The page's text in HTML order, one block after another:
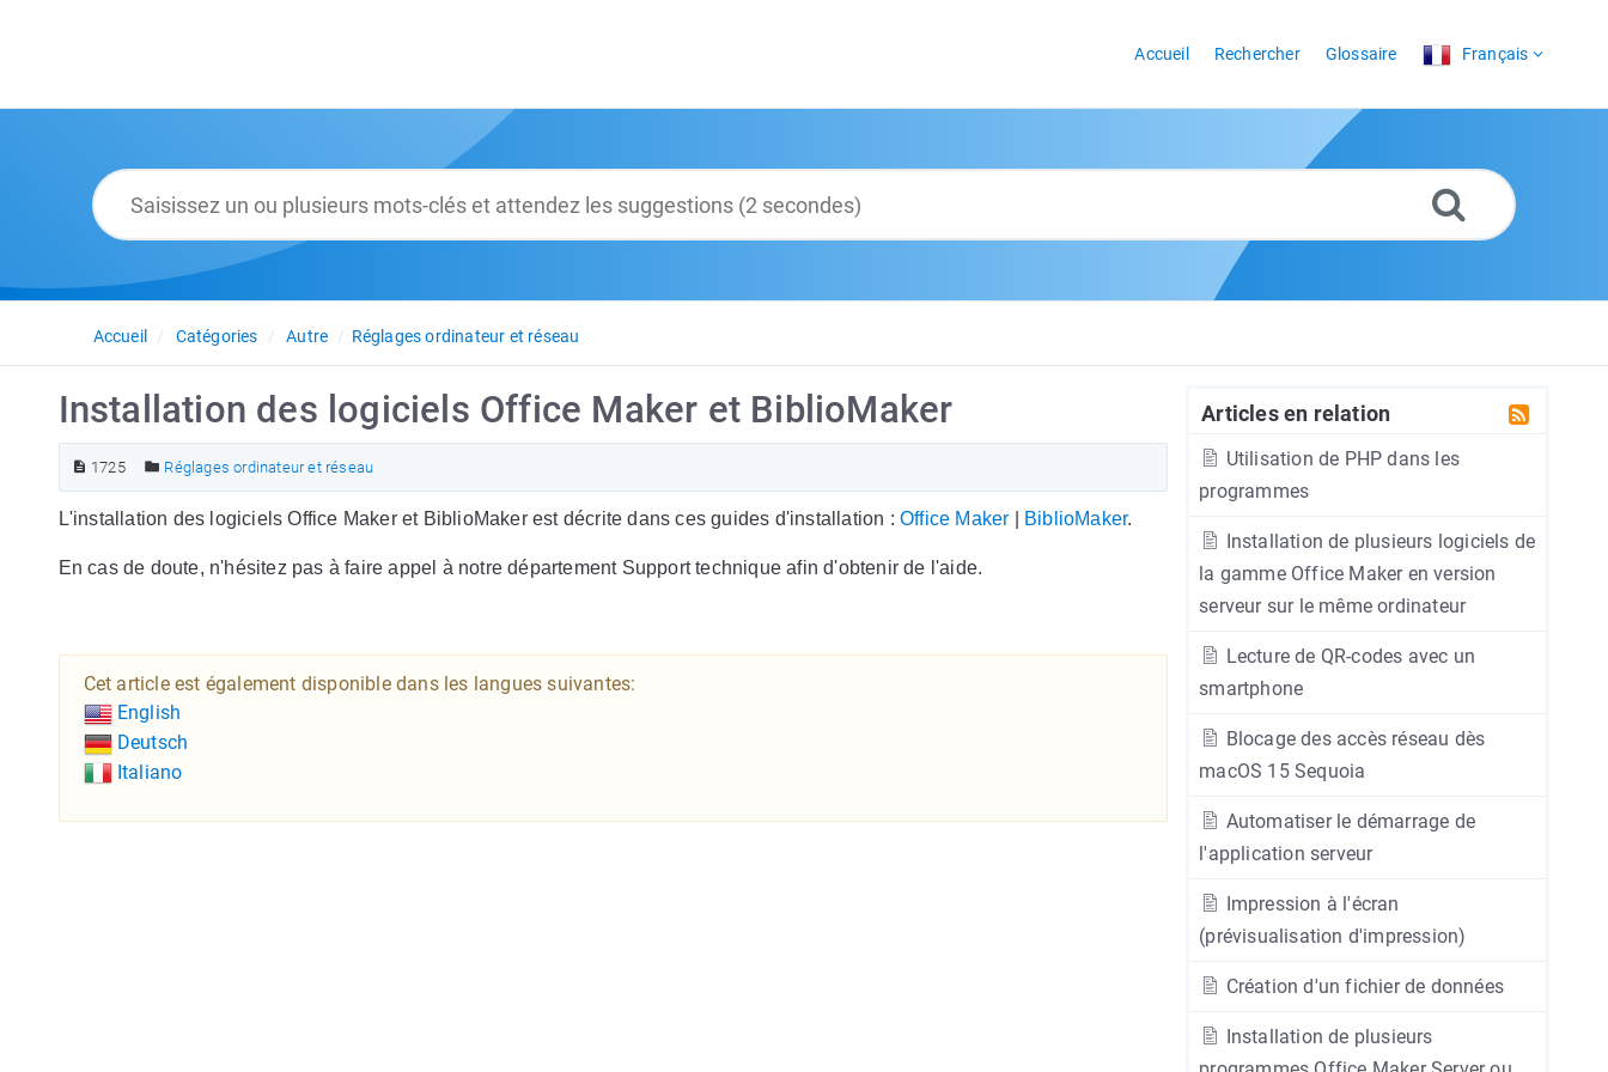
Accueil Rechercher Glossaire Français
Accueil Catégories Autre Réglages ordinateur et réseau
Articles en relation
Utilisation de PHP dans les
programmes
Installation de plusieurs logiciels de
la gamme Office Maker en version
serveur sur le même ordinateur
Lecture de QR-codes avec un
smartphone
Blocage des accès réseau dès
macOS 15 Sequoia
Automatiser le démarrage de
l'application serveur
Impression à l'écran
(prévisualisation d'impression)
Création d'un fichier de données
Installation de plusieurs
Installation des logiciels Office Maker et BiblioMaker
1725 Réglages ordinateur et réseau
L'installation des logiciels Office Maker et BiblioMaker est décrite dans ces guides d'installation : Office Maker BiblioMaker.
En cas de doute, n'hésitez pas à faire appel à notre département Support technique afin d'obtenir de l'aide.
Cet article est également disponible dans les langues suivantes:
English
Deutsch
Italiano